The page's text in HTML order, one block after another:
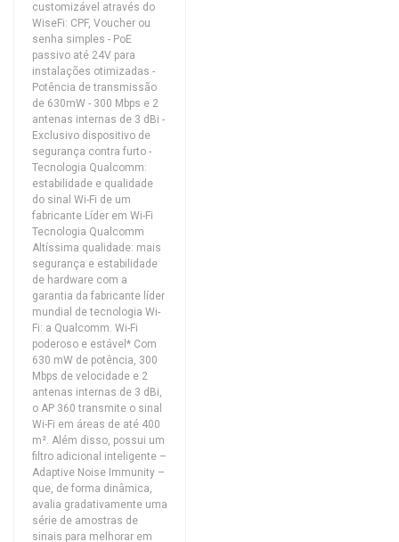
customizável através do
WiseFi: CPF, Voucher ou
senha simples - PoE
passivo até 24V para
instalações otimizadas -
Potência de transmissão
de 630mW - 300 Mbps e 2
antenas internas de 3 dBi -
Exclusivo dispositivo de
segurança contra furto -
Tecnologia Qualcomm:
estabilidade e qualidade
do sinal Wi-Fi de um
fabricante Líder em Wi-Fi
Tecnologia Qualcomm
Altíssima qualidade: mais
segurança e estabilidade
de hardware com a
garantia da fabricante líder
mundial de tecnologia Wi-
Fi: a Qualcomm. Wi-Fi
poderoso e estável* Com
630 mW de potência, 300
Mbps de velocidade e 2
antenas internas de 3 dBi,
o AP 360 transmite o sinal
Wi-Fi em áreas de até 400
m². Além disso, possui um
filtro adicional inteligente –
Adaptive Noise Immunity –
que, de forma dinâmica,
avalia gradativamente uma
série de amostras de
sinais para melhorar em